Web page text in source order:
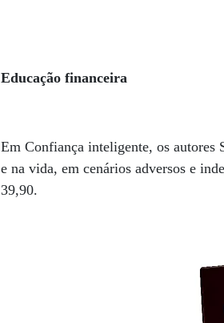
Educação financeira
Em Confiança inteligente, os autores
e na vida, em cenários adversos e
39,90.